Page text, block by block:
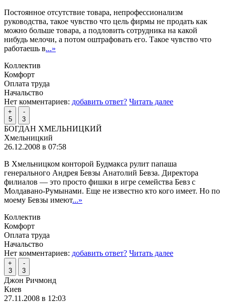
Постоянное отсутствие товара, непрофессионализм
руководства, такое чувство что цель фирмы не продать как
можно больше товара, а подловить сотрудника на какой
нибудь мелочи, а потом оштрафовать его. Такое чувство что
работаешь в...»
Коллектив
Комфорт
Оплата труда
Начальство
Нет комментариев: добавить ответ? Читать далее
+
5
-
3
БОГДАН ХМЕЛЬНИЦКИЙ
Хмельницкий
26.12.2008 в 07:58
В Хмельницком конторой Будмакса рулит папаша
генерального Андрея Бевзы Анатолий Бевза. Директора
филиалов — это просто фишки в игре семейства Бевз с
Молдавано-Румынами. Еще не известно кто кого имеет. Но по
моему Бевзы имеют...»
Коллектив
Комфорт
Оплата труда
Начальство
Нет комментариев: добавить ответ? Читать далее
+
3
-
3
Джон Ричмонд
Киев
27.11.2008 в 12:03